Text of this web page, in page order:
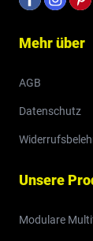
Mehr über
AGB
Datenschutz
Unsere
Modulare